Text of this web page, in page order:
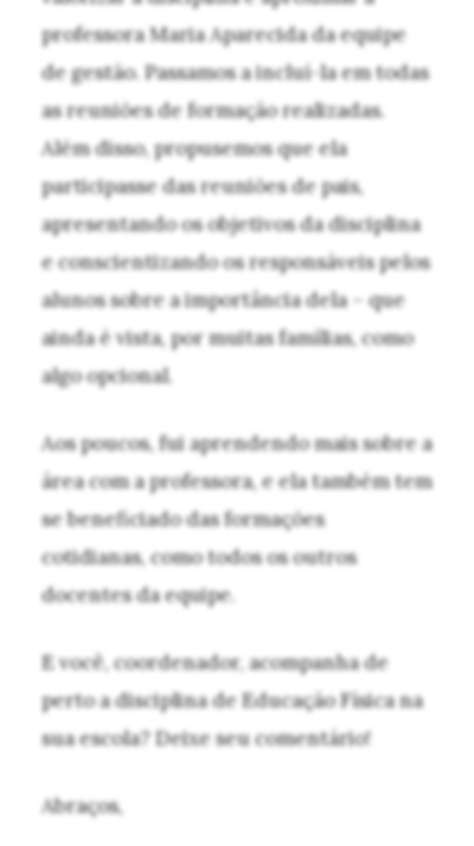
professora Maria Aparecida da equipe
de gestão. Passamos a incluí-la em todas
as reuniões de formação realizadas.
Além disso, propusemos que ela
participasse das reuniões de pais,
apresentando os objetivos da disciplina
e conscientizando os responsáveis pelos
alunos sobre a importância dela – que
ainda é vista, por muitas famílias, como
algo opcional.
Aos poucos, fui aprendendo mais sobre a
área com a professora, e ela também tem
se beneficiado das formações
cotidianas, como todos os outros
docentes da equipe.
E você, coordenador, acompanha de
perto a disciplina de Educação Física na
sua escola? Deixe seu comentário!
Abraços,